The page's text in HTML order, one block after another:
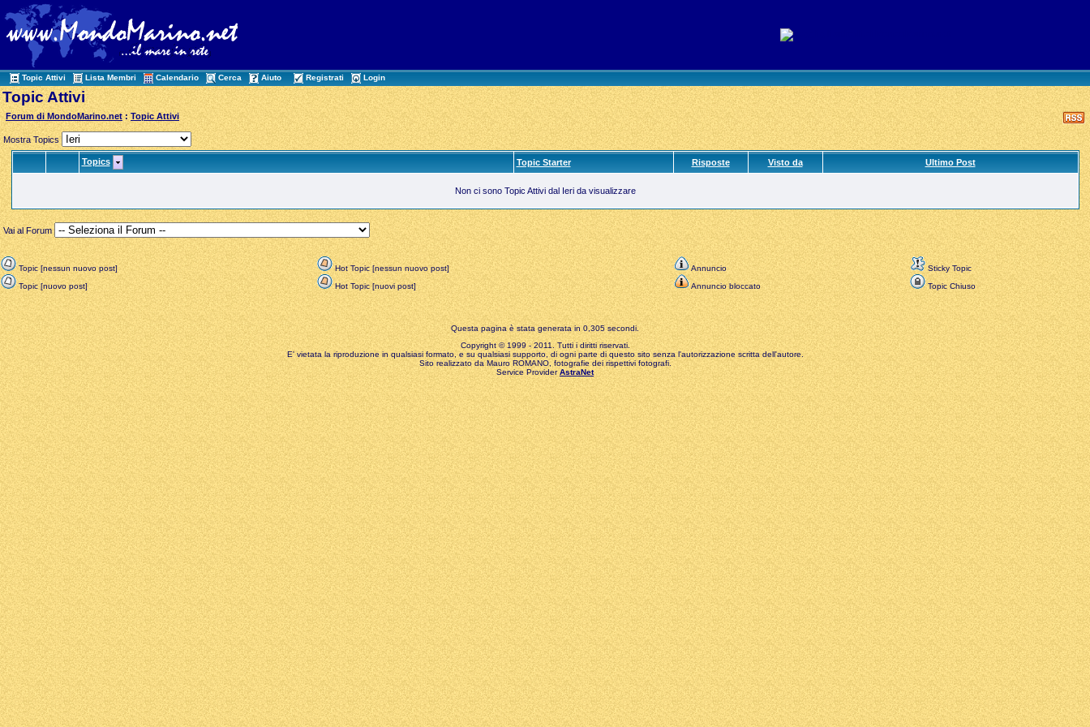
Topic Attivi Lista Membri Calendario Cerca Aiuto Registrati Login
Topic Attivi
Forum di MondoMarino.net :Topic Attivi
Mostra Topics
Topics Topic Starter Risposte Visto da Ultimo Post
Non ci sono Topic Attivi dal Ieri da visualizzare
Vai al Forum
Topic [nessun nuovo post] Hot Topic [nessun nuovo post] Annuncio
Sticky Topic
Topic [nuovo post]
Hot Topic [nuovi post] Annuncio bloccato Topic Chiuso
Questa pagina è stata generata in 0,305 secondi.
Copyright © 1999 - 2011. Tutti i diritti riservati.
E' vietata la riproduzione in qualsiasi formato, e su qualsiasi supporto, di ogni parte di questo sito senza l'autorizzazione scritta dell'autore.
Sito realizzato da Mauro ROMANO, fotografie dei rispettivi fotografi.
Service ProviderAstraNet